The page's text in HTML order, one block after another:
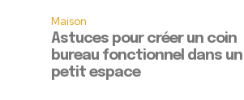
Maison
Astuces pour créer un coin
bureau fonctionnel dans un
petit espace